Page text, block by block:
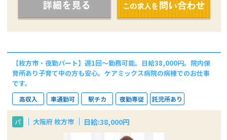
【枚方市・夜勤パート】週1回～勤務可能。日給38,000円。院内保
育所あり子育て中の方も安心。ケアミックス病院の病棟でのお仕事
です。
高収入 車通勤可 駅チカ 夜勤専従 託児所あり
パ 大阪府 枚方市 日給:38,000円